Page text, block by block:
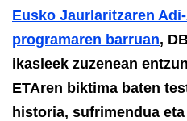
Eusko Jaurlaritzaren
programaren barruan,
ikasleek zuzenean
ETAren biktima baten
historia, sufrimendua